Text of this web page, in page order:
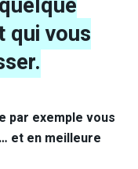
qui vous
par exemple vous
et en meilleure